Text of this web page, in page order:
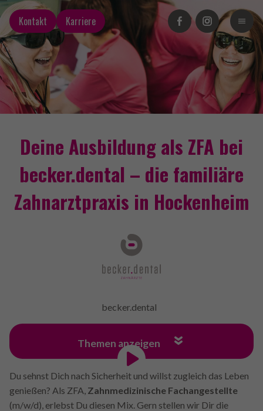
Kontakt Karriere FacebookInstagram
Deine Ausbildung als ZFA bei
becker.dental – die familiäre
Zahnarztpraxis in Hockenheim
becker.dental
Themen anzeigen
Du sehnst Dich nach Sicherheit und willst zugleich das Leben
genießen? Als ZFA, Zahnmedizinische Fachangestellte
(m/w/d), erlebst Du diesen Mix. Gern stellen wir Dir die